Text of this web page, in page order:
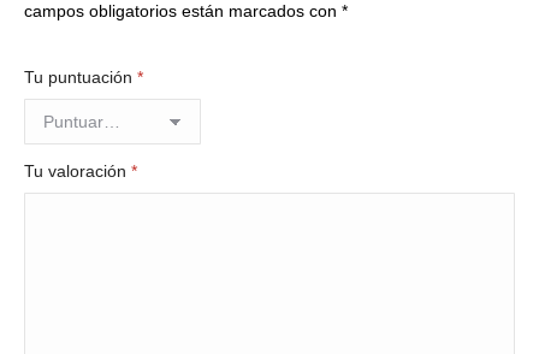
campos obligatorios están marcados con *
Tu puntuación *
Tu valoración *